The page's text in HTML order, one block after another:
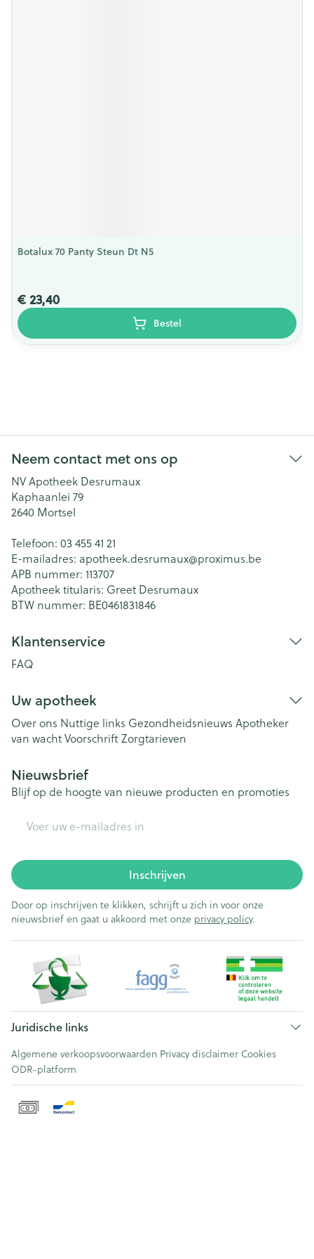
Botalux 70 Panty Steun Dt N5
€ 23,40
Bestel
Neem contact met ons op
NV Apotheek Desrumaux
Kaphaanlei 79
2640 Mortsel
Telefoon: 03 455 41 21
E-mailadres: apotheek.desrumaux@proximus.be
APB nummer: 113707
Apotheek titularis: Greet Desrumaux
BTW nummer: BE0461831846
Klantenservice
FAQ
Uw apotheek
Over ons Nuttige links Gezondheidsnieuws Apotheker
van wachtVoorschriftZorgtarieven
Nieuwsbrief
Blijf op de hoogte van nieuwe producten en promoties
Inschrijven
Door op inschrijven te klikken, schrijft u zich in voor onze
nieuwsbrief en gaat u akkoord met onze privacy policy.
Juridische links
Algemene verkoopsvoorwaarden Privacy disclaimer Cookies
ODR-platform